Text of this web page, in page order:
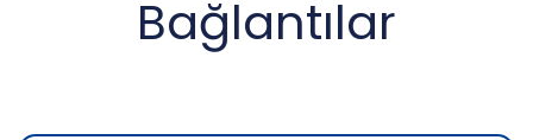
Bağlantılar